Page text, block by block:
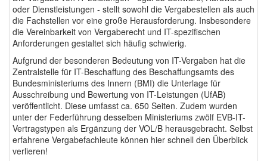
oder Dienstleistungen - stellt sowohl die Vergabestellen als auch
die Fachstellen vor eine große Herausforderung. Insbesondere
die Vereinbarkeit von Vergaberecht und IT-spezifischen
Anforderungen gestaltet sich häufig schwierig.
Aufgrund der besonderen Bedeutung von IT-Vergaben hat die
Zentralstelle für IT-Beschaffung des Beschaffungsamts des
Bundesministeriums des Innern (BMI) die Unterlage für
Ausschreibung und Bewertung von IT-Leistungen (UfAB)
veröffentlicht. Diese umfasst ca. 650 Seiten. Zudem wurden
unter der Federführung desselben Ministeriums zwölf EVB-IT-
Vertragstypen als Ergänzung der VOL/B herausgebracht. Selbst
erfahrene Vergabefachleute können hier schnell den Überblick
verlieren!